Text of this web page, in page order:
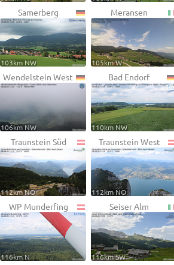
Samerberg
103km NW
Meransen
105km W
Wendelstein West
106km NW
Bad Endorf
110km NW
Traunstein Süd
112km NO
Traunstein West
112km NO
WP Munderfing
116km N
Seiser Alm
116km SW